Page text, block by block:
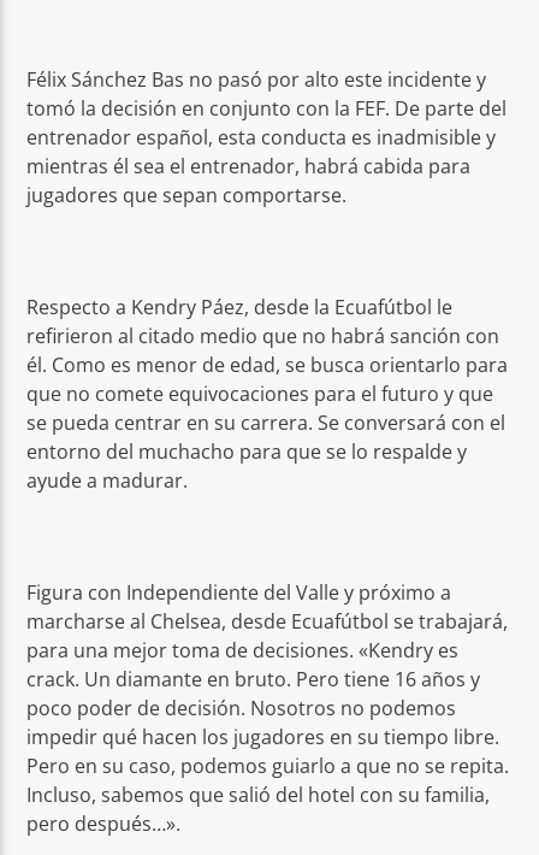
Félix Sánchez Bas no pasó por alto este incidente y
tomó la decisión en conjunto con la FEF. De parte del
entrenador español, esta conducta es inadmisible y
mientras él sea el entrenador, habrá cabida para
jugadores que sepan comportarse.
Respecto a Kendry Páez, desde la Ecuafútbol le
refirieron al citado medio que no habrá sanción con
él. Como es menor de edad, se busca orientarlo para
que no comete equivocaciones para el futuro y que
se pueda centrar en su carrera. Se conversará con el
entorno del muchacho para que se lo respalde y
ayude a madurar.
Figura con Independiente del Valle y próximo a
marcharse al Chelsea, desde Ecuafútbol se trabajará,
para una mejor toma de decisiones. «Kendry es
crack. Un diamante en bruto. Pero tiene 16 años y
poco poder de decisión. Nosotros no podemos
impedir qué hacen los jugadores en su tiempo libre.
Pero en su caso, podemos guiarlo a que no se repita.
Incluso, sabemos que salió del hotel con su familia,
pero después…».